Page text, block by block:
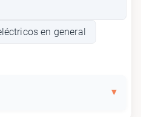
en general